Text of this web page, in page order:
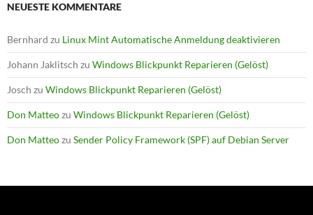
NEUESTE KOMMENTARE
Bernhard zu Linux Mint Automatische Anmeldung deaktivieren
Johann Jaklitsch zu Windows Blickpunkt Reparieren (Gelöst)
Josch zu Windows Blickpunkt Reparieren (Gelöst)
Don Matteozu Windows Blickpunkt Reparieren (Gelöst)
Don Matteozu Sender Policy Framework (SPF) auf Debian Server